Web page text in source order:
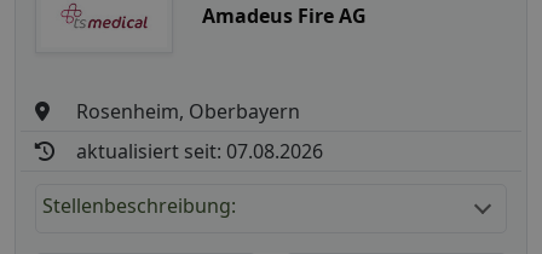
Amadeus Fire AG
Rosenheim, Oberbayern
aktualisiert seit: 07.08.2026
Stellenbeschreibung: